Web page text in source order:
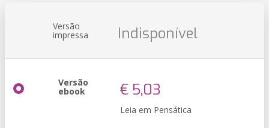
Versão
impressa Indisponível
Versão
ebook € 5,03
Leia em Pensática